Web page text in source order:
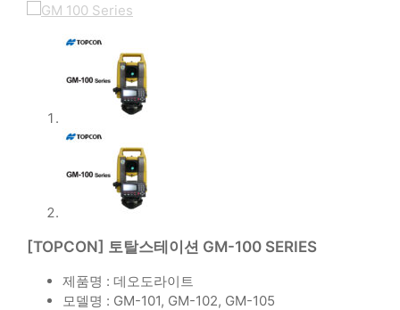
[TOPCON] 토탈스테이션 GM-100 SERIES
제품명 : 데오도라이트
모델명 : GM-101, GM-102, GM-105